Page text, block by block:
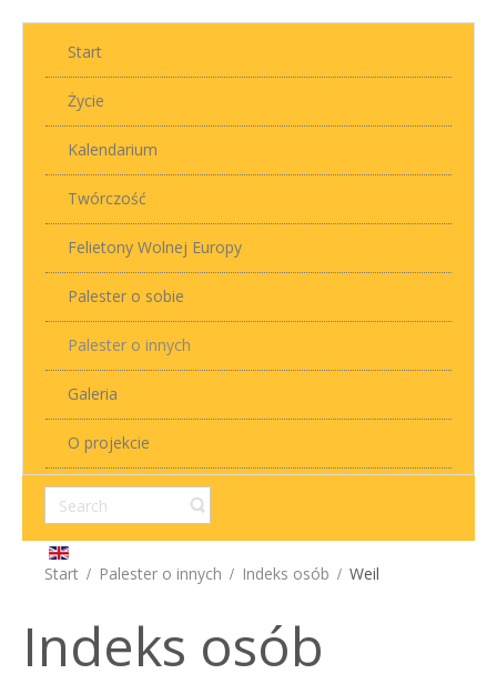
Start
Życie
Kalendarium
Twórczość
Felietony Wolnej Europy
Palester o sobie
Palester o innych
Galeria
O projekcie
Start Palester o innych Indeks osób Weil
Indeks osób